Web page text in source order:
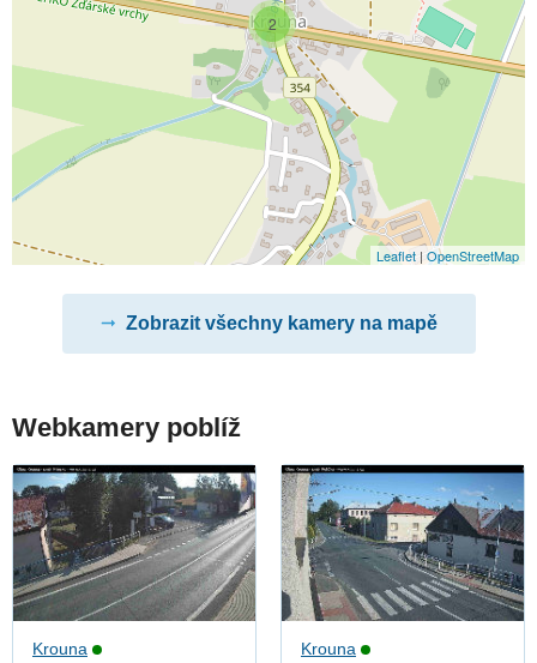
2
Leaflet | OpenStreetMap
Zobrazit všechny kamery na mapě
Webkamery poblíž
Krouna
Krouna